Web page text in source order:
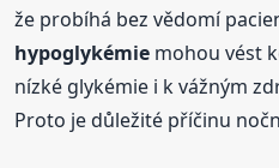
že probíhá bez vědomí
hypoglykémie mohou vést
nízké glykémie i k vážným
Proto je důležité příčinu